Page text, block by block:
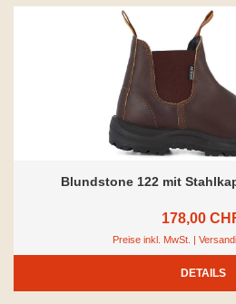
Blundstone 122 mit
178,00
Preise inkl. MwSt. |
DETAILS